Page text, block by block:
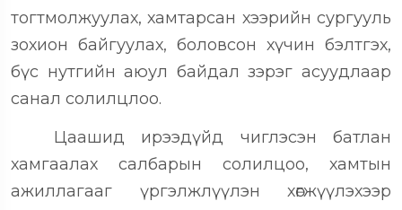
тогтмолжуулах, хамтарсан хээрийн сургууль
зохион байгуулах, боловсон хүчин бэлтгэх,
бүс нутгийн аюул байдал зэрэг асуудлаар
санал солилцлоо.
Цаашид ирээдүйд чиглэсэн батлан
хамгаалах салбарын солилцоо, хамтын
ажиллагааг үргэлжлүүлэн хөгжүүлэхээр